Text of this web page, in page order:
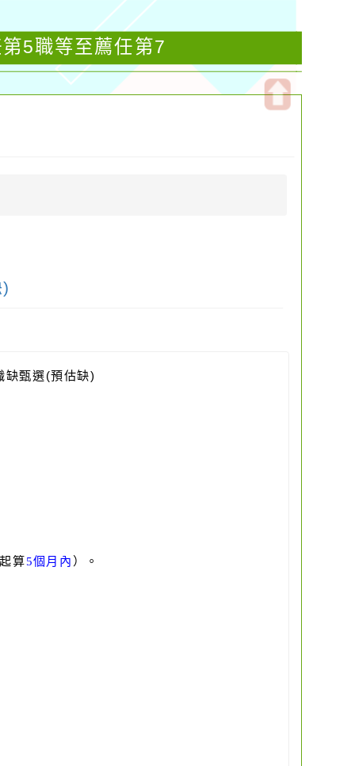
5職等至薦任第7
缺甄選(預估缺)
算5個月內 ）。